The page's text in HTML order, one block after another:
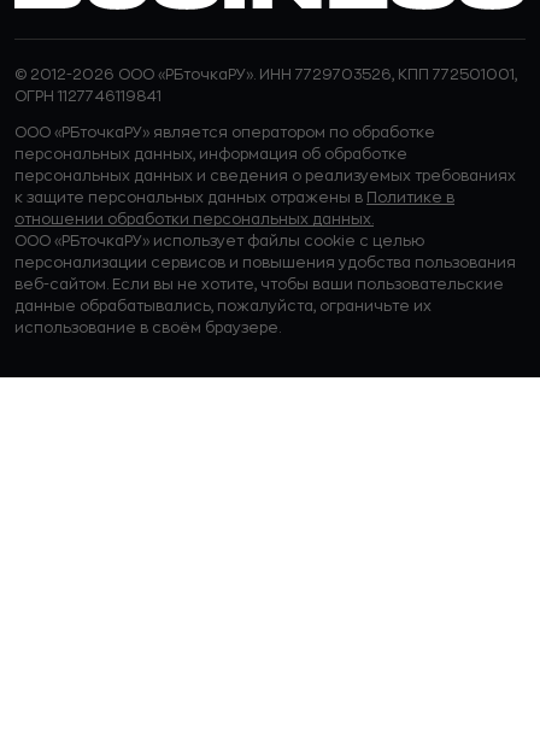
© 2012-2026 ООО «РБточкаРУ». ИНН 7729703526, КПП 772501001,
ОГРН 1127746119841
ООО «РБточкаРУ» является оператором по обработке
персональных данных, информация об обработке
персональных данных и сведения о реализуемых требованиях
к защите персональных данных отражены в Политике в
отношении обработки персональных данных.
ООО «РБточкаРУ» использует файлы cookie с целью
персонализации сервисов и повышения удобства пользования
веб-сайтом. Если вы не хотите, чтобы ваши пользовательские
данные обрабатывались, пожалуйста, ограничьте их
использование в своём браузере.